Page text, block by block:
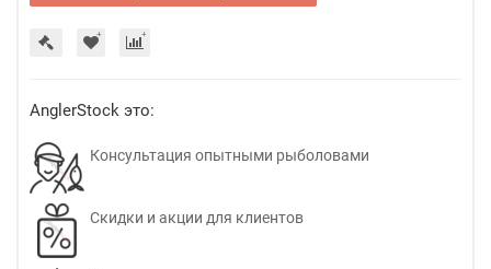
AnglerStock это:
Консультация опытными рыболовами
Скидки и акции для клиентов